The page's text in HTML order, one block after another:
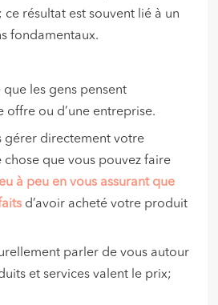
ce résultat est souvent lié à un
fondamentaux.
que les gens pensent
offre ou d’une entreprise.
gérer directement votre
que vous pouvez faire
à peu en vous assurant que
d’avoir acheté votre produit
parler de vous autour
et services valent le prix;